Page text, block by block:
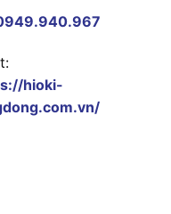
hioki-